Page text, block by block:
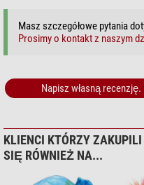
Masz szczegółowe pytania
Prosimy o kontakt z naszym
Napisz własną recenzję.
KLIENCI KTÓRZY
SIĘ RÓWNIEŻ NA...